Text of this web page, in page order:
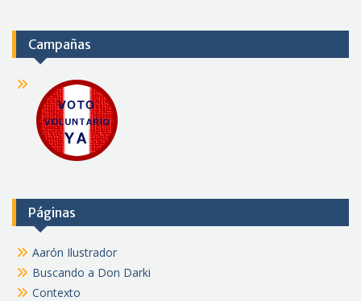
Campañas
Páginas
Aarón Ilustrador
Buscando a Don Darki
Contexto